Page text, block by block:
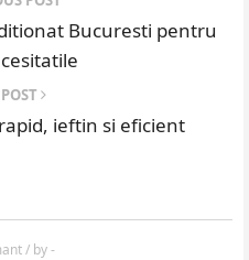
Bucuresti pentru
ieftin si eficient
/ by-